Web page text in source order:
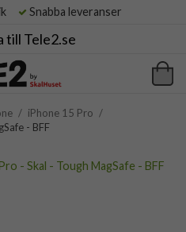
Snabba leveranser
till Tele2.se
/ iPhone 15 Pro /
- BFF